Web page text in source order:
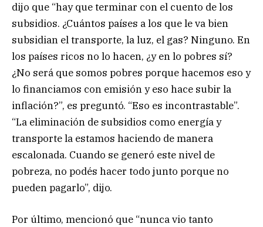
dijo que “hay que terminar con el cuento de los
subsidios. ¿Cuántos países a los que le va bien
subsidian el transporte, la luz, el gas? Ninguno. En
los países ricos no lo hacen, ¿y en lo pobres sí?
¿No será que somos pobres porque hacemos eso y
lo financiamos con emisión y eso hace subir la
inflación?”, es preguntó. “Eso es incontrastable”.
“La eliminación de subsidios como energía y
transporte la estamos haciendo de manera
escalonada. Cuando se generó este nivel de
pobreza, no podés hacer todo junto porque no
pueden pagarlo”, dijo.
Por último, mencionó que “nunca vio tanto